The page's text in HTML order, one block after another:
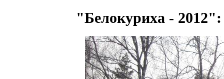
"Белокуриха - 2012":